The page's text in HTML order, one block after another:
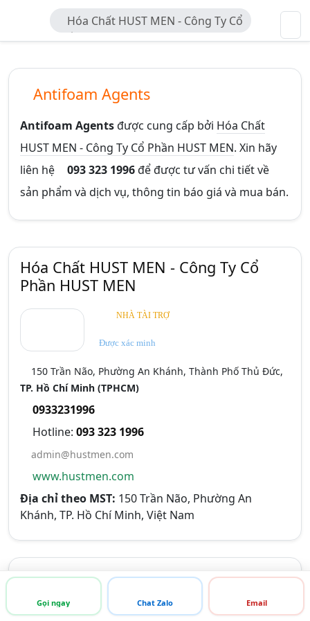
Hóa Chất HUST MEN - Công Ty Cổ
Phần HUST MEN
Antifoam Agents
Antifoam Agentsđược cung cấp bởi Hóa Chất
HUST MEN - Công Ty Cổ Phần HUST MEN. Xin hãy
liên hệ
093 323 1996để được tư vấn chi tiết về
sản phẩm và dịch vụ, thông tin báo giá và mua bán.
Hóa Chất HUST MEN - Công Ty Cổ
Phần HUST MEN
NHÀ TÀI TRỢ
Được xác minh
150 Trần Não, Phường An Khánh, Thành Phố Thủ Đức,
TP. Hồ Chí Minh (TPHCM)
0933231996
Hotline: 093 323 1996
admin@hustmen.com
www.hustmen.com
Địa chỉ theo MST: 150 Trần Não, Phường An
Khánh, TP. Hồ Chí Minh, Việt Nam
THÔNG TIN LIÊN HỆ
Tên liên hệ: Hotline
Gọi ngay Chat Zalo Email